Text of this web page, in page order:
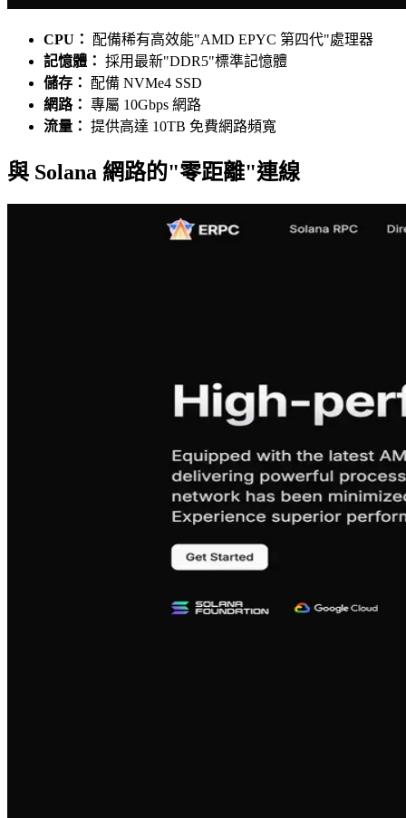
CPU：
配備稀有高效能"AMD EPYC 第四代"處理器
記憶體： 採用最新"DDR5"標準記憶體
儲存：
配備 NVMe4 SSD
網路： 專屬 10Gbps 網路
流量： 提供高達 10TB 免費網路頻寬
與 Solana 網路的"零距離"連線